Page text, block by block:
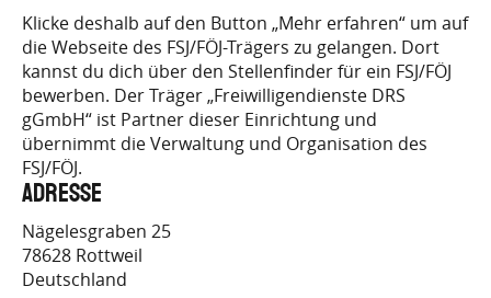
Klicke deshalb auf den Button „Mehr erfahren“ um auf
die Webseite des FSJ/FÖJ-Trägers zu gelangen. Dort
kannst du dich über den Stellenfinder für ein FSJ/FÖJ
bewerben. Der Träger „Freiwilligendienste DRS
gGmbH“ ist Partner dieser Einrichtung und
übernimmt die Verwaltung und Organisation des
FSJ/FÖJ.
Adresse
Nägelesgraben 25
78628 Rottweil
Deutschland